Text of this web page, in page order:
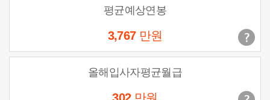
평균예상연봉
3,767 만원
올해입사자평균월급